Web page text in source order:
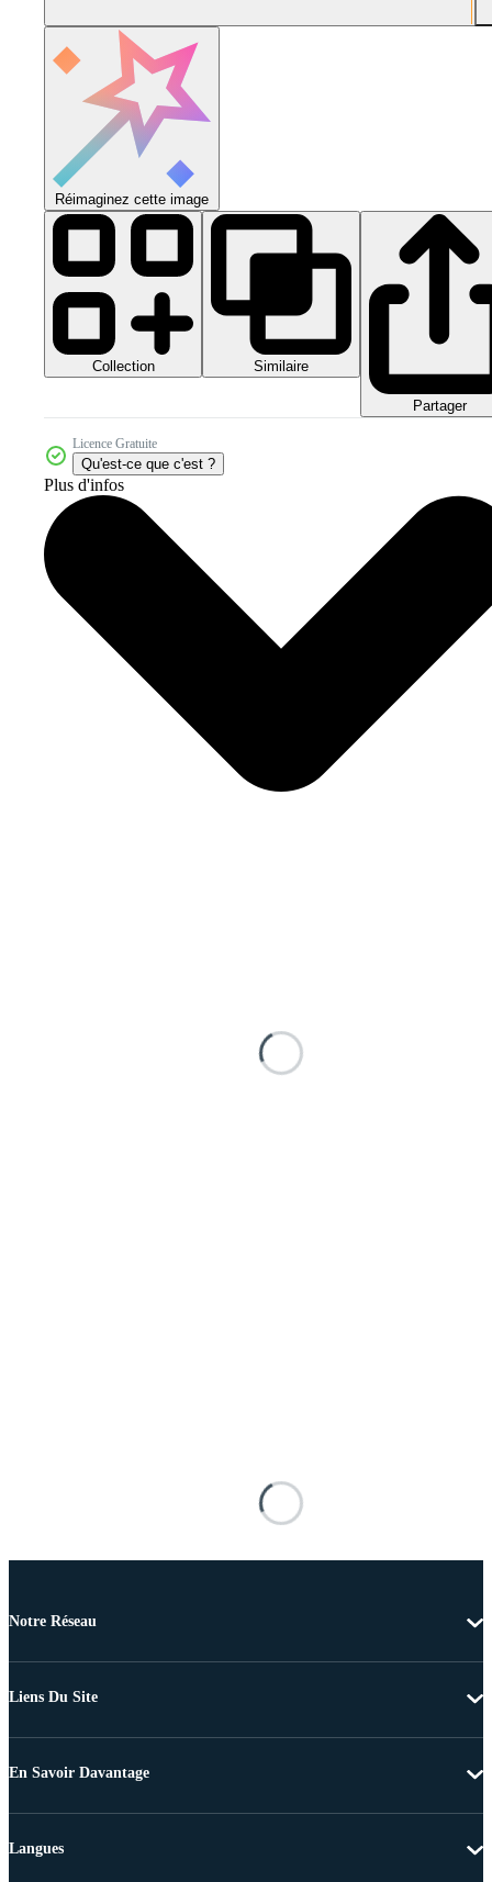
Réimaginez cette image
Collection Similaire
Partager
Licence Gratuite
Qu'est-ce que c'est ?
Plus d'infos
Notre Réseau
Liens Du Site
En Savoir Davantage
Langues